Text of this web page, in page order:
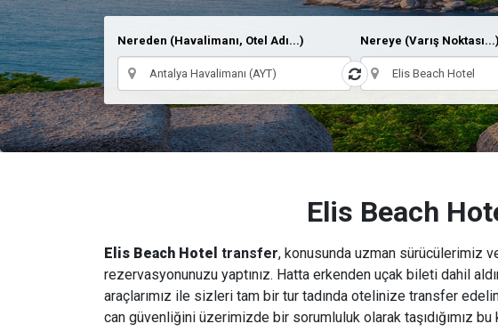
Nereden (Havalimanı, Otel Adı...) Nereye (Varış Noktası...)
Elis Beach
Elis Beach Hotel transfer, konusunda uzman sürücülerimiz
rezervasyonunuzu yaptınız. Hatta erkenden uçak bileti dahil
araçlarımız ile sizleri tam bir tur tadında otelinize transfer
can güvenliğini üzerimizde bir sorumluluk olarak taşıdığımız